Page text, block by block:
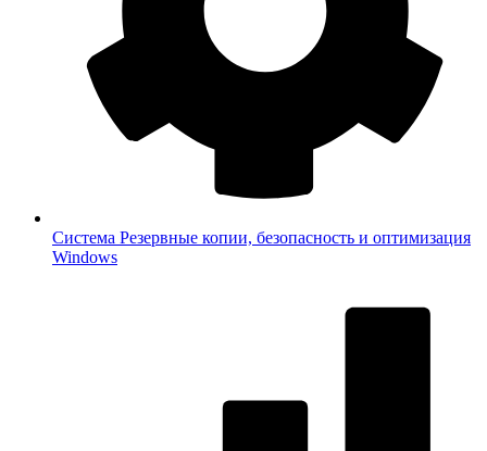
Система Резервные копии, безопасность и оптимизация
Windows